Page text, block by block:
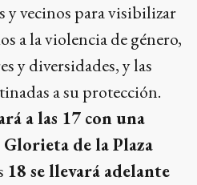
y vecinos para visibilizar
a la violencia de género,
y diversidades, y las
a su protección.
a las 17 con una
de la Plaza
18 se llevará adelante